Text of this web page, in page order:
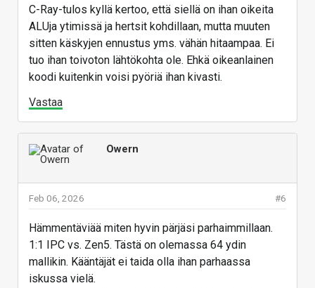
C-Ray-tulos kyllä kertoo, että siellä on ihan oikeita
ALUja ytimissä ja hertsit kohdillaan, mutta muuten
sitten käskyjen ennustus yms. vähän hitaampaa. Ei
tuo ihan toivoton lähtökohta ole. Ehkä oikeanlainen
koodi kuitenkin voisi pyöriä ihan kivasti.
Vastaa
Owern
#6
Feb 06, 2026
Hämmentäviää miten hyvin pärjäsi parhaimmillaan.
1:1 IPC vs. Zen5. Tästä on olemassa 64 ydin
mallikin. Kääntäjät ei taida olla ihan parhaassa
iskussa vielä.